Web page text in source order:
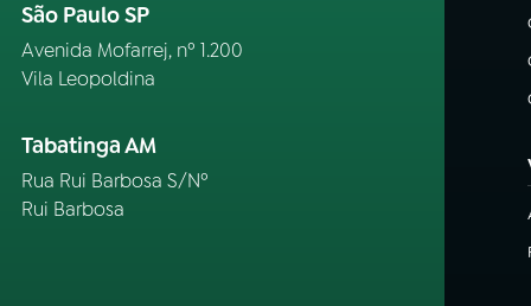
São Paulo SP
Avenida Mofarrej, nº 1.200
Vila Leopoldina
Tabatinga AM
Rua Rui Barbosa S/Nº
Rui Barbosa